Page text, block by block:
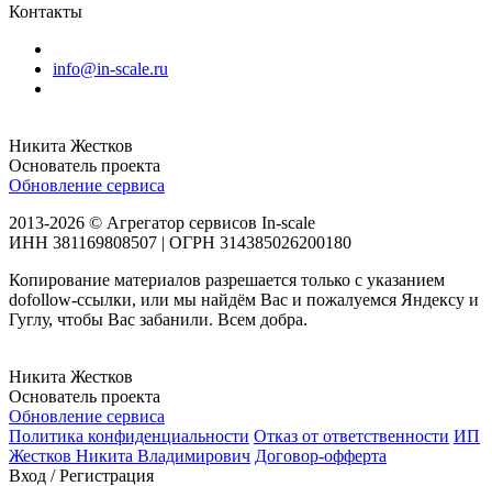
Контакты
info@in-scale.ru
Никита Жестков
Основатель проекта
Обновление сервиса
2013-2026 © Агрегатор сервисов In-scale
ИНН 381169808507 | ОГРН 314385026200180
Копирование материалов разрешается только с указанием
dofollow-ссылки, или мы найдём Вас и пожалуемся Яндексу и
Гуглу, чтобы Вас забанили. Всем добра.
Никита Жестков
Основатель проекта
Обновление сервиса
Политика конфиденциальности Отказ от ответственности ИП
Жестков Никита Владимирович Договор-офферта
Вход / Регистрация